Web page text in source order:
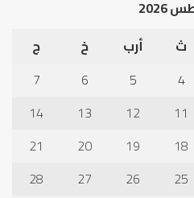
ث أرب خ
ج
4
5
6
7
11
12
13
14
18
19
20
21
25
26
27
28